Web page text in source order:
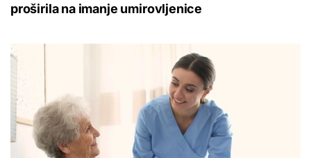
proširila na imanje umirovljenice